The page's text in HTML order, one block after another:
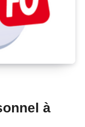
à